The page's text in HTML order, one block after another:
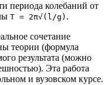
периода колебаний от
T = 2π√(l/g) .
сочетание
теории (формула
результата (можно
Эта работа
и вузовском курсе.